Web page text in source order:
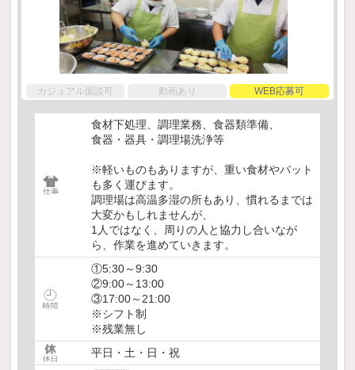
カジュアル面談可 動画あり WEB応募可
食材下処理、調理業務、食器類準備、
食器・器具・調理場洗浄等
※軽いものもありますが、重い食材やバット
も多く運びます。
調理場は高温多湿の所もあり、慣れるまでは
大変かもしれませんが、
1人ではなく、周りの人と協力し合いなが
ら、作業を進めていきます。
①5:30～9:30
②9:00～13:00
③17:00～21:00
※シフト制
※残業無し
平日・土・日・祝